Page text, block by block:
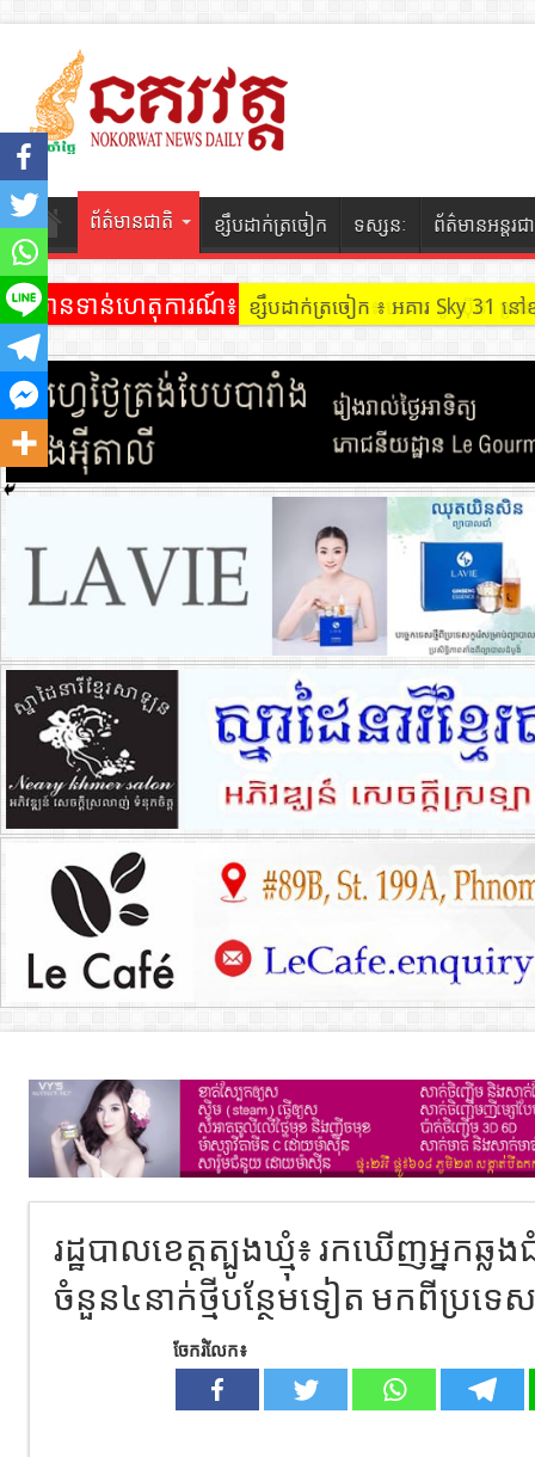
ព័ត៌មានជាតិ ខ្សឹបដាក់ត្រចៀក ទស្សនៈ ព័ត៌មានអន្តរជ
ព័ត៌មានទាន់ហេតុការណ៍៖ ខ្សឹបដាក់ត្រចៀក ៖ អគារ Sky 31
រដ្ឋបាលខេត្តត្បូងឃ្មុំ៖ រកឃើញអ្នកឆ្
ចំនួន៤នាក់ថ្មីបន្ថែមទៀត មកពីប្រទេ
ចែករំលែក៖